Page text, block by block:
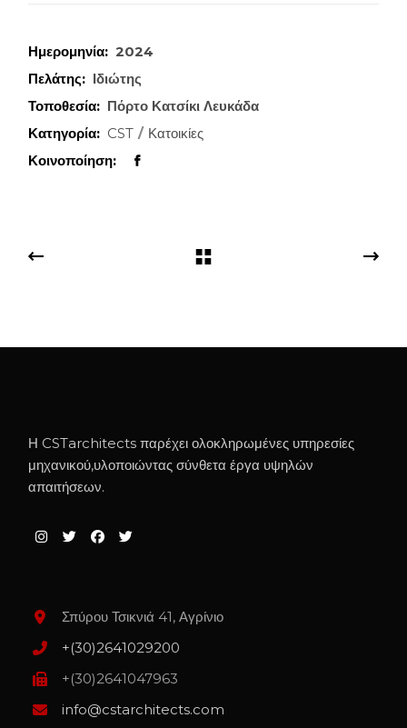
Ημερομηνία: 2024
Πελάτης: Ιδιώτης
Τοποθεσία: Πόρτο Κατσίκι Λευκάδα
Κατηγορία: CST
Κατοικίες
Κοινοποίηση:
Η CSTarchitects παρέχει ολοκληρωμένες υπηρεσίες
μηχανικού,υλοποιώντας σύνθετα έργα υψηλών
απαιτήσεων.
Σπύρου Τσικνιά 41, Αγρίνιο
+(30)2641029200
+(30)2641047963
info@cstarchitects.com